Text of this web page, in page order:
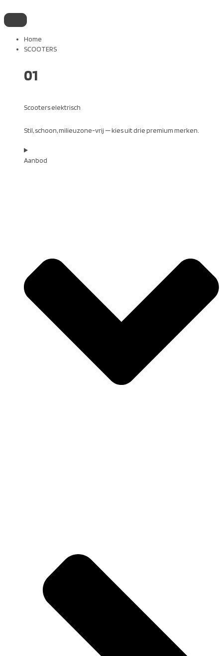
Home
SCOOTERS
01
Scooters elektrisch
Stil, schoon, milieuzone-vrij — kies uit drie premium merken.
Aanbod